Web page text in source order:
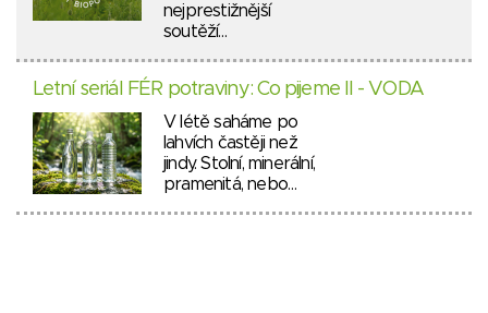
nejprestižnější
soutěží…
Letní seriál FÉR potraviny: Co pijeme II - VODA
V létě saháme po
lahvích častěji než
jindy. Stolní, minerální,
pramenitá, nebo…